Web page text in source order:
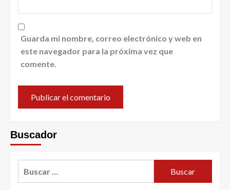
Guarda mi nombre, correo electrónico y web en
este navegador para la próxima vez que
comente.
Buscador